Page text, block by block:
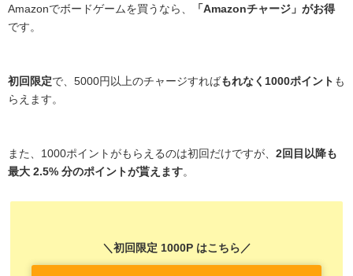
Amazonでボードゲームを買うなら、
「Amazonチャージ」がお得
です。
初回限定で、5000円以上のチャージすればもれなく1000ポイント も
らえます。
また、1000ポイントがもらえるのは初回だけですが、 2回目以降も
最大 2.5% 分のポイントが貰えます。
＼初回限定 1000P はこちら／